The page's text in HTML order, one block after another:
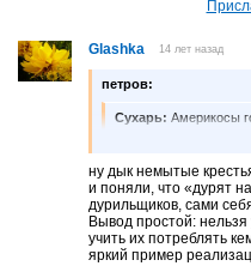
Glashka 14 лет назад
петров:
Сухарь: Америкосы
телетехника
телевизоров для
был у нескольких
А сейчас
применение, ведь
за идиотское
и телетанка? И
конце 30-х и сейчас
ну дык немытые
и поняли, что «дурят
дурильщиков, сами
Вывод простой:
учить их потреблять
яркий пример